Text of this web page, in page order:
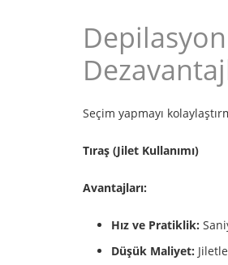
Seçim yapmayı
Tıraş (Jilet Kullanımı)
Avantajları:
Hız ve Pratiklik:
Düşük Maliyet: